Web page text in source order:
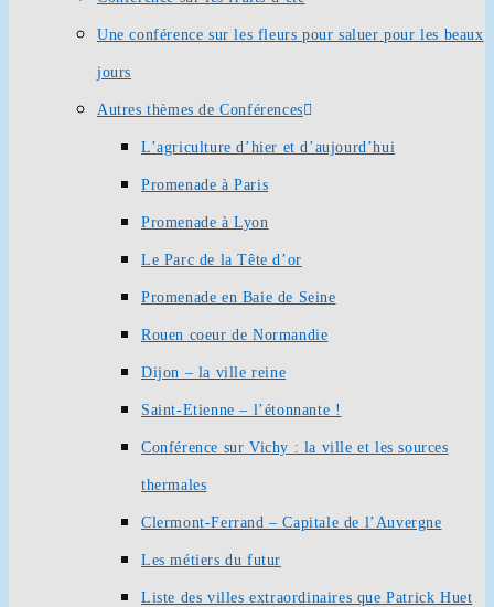
Une conférence sur les fleurs pour saluer pour les beaux
jours
Autres thèmes de Conférences
L’agriculture d’hier et d’aujourd’hui
Promenade à Paris
Promenade à Lyon
Le Parc de la Tête d’or
Promenade en Baie de Seine
Rouen coeur de Normandie
Dijon – la ville reine
Saint-Etienne – l’étonnante !
Conférence sur Vichy : la ville et les sources
thermales
Clermont-Ferrand – Capitale de l’Auvergne
Les métiers du futur
Liste des villes extraordinaires que Patrick Huet